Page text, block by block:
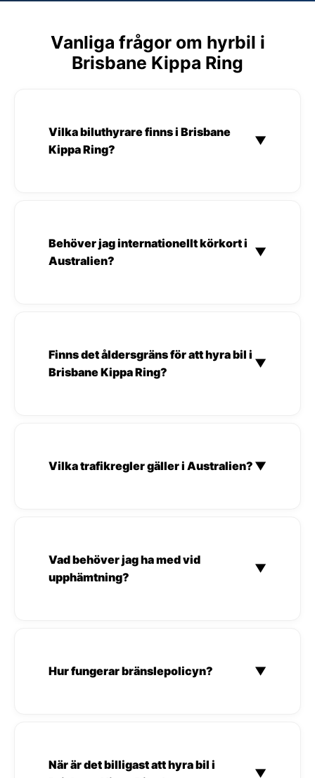
Vanliga frågor om hyrbil i
Brisbane Kippa Ring
Vilka biluthyrare finns i Brisbane
Kippa Ring?
▼
Behöver jag internationellt körkort i
Australien?
▼
Finns det åldersgräns för att hyra bil i
Brisbane Kippa Ring?
▼
Vilka trafikregler gäller i Australien? ▼
Vad behöver jag ha med vid
upphämtning?
▼
Hur fungerar bränslepolicyn? ▼
När är det billigast att hyra bil i
▼